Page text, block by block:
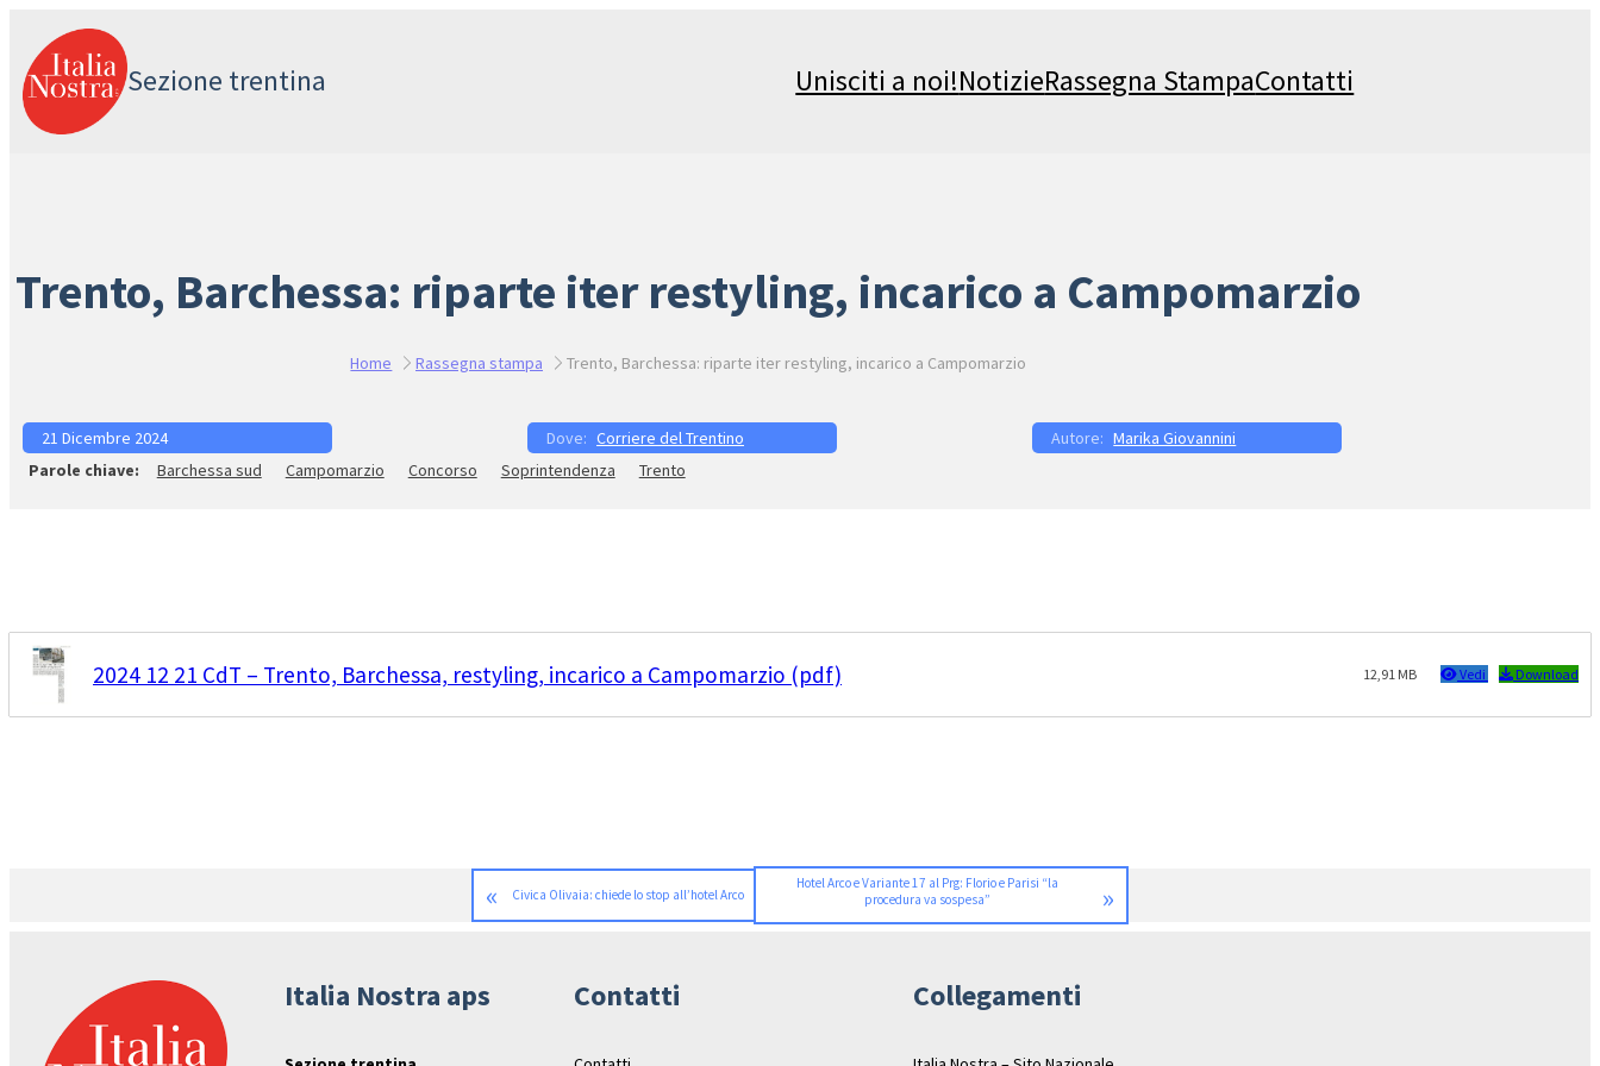
al
contenuto
Sezione trentina Unisciti a noi!NotizieRassegna StampaContatti
Trento, Barchessa: riparte iter restyling, incarico a Campomarzio
Home Rassegna stampa Trento, Barchessa: riparte iter restyling, incarico a Campomarzio
21 Dicembre 2024 Corriere del Trentino
Marika Giovannini
Barchessa sud
Campomarzio Concorso Soprintendenza Trento
2024 12 21 CdT – Trento, Barchessa, restyling, incarico a Campomarzio (pdf) 12,91 MB Vedi Download
« Civica Olivaia: chiede lo stop all’hotel Arco
Hotel Arco e Variante 17 al Prg: Florio e Parisi “la
procedura va sospesa”
»
Italia Nostra aps Contatti Collegamenti